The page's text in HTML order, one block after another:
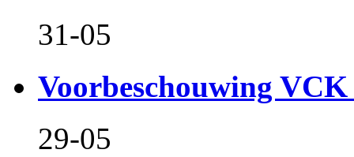
31-05
Voorbeschouwing VCK
29-05